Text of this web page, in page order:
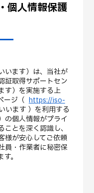
個人情報保護
います）は、当社が
証取得サポートセン
す）を実施する上
ージ（ https://iso-
います ）を利用する
の個人情報がプライ
とを深く認識し、
様が安心してご依頼
員・作業者に秘密保
。